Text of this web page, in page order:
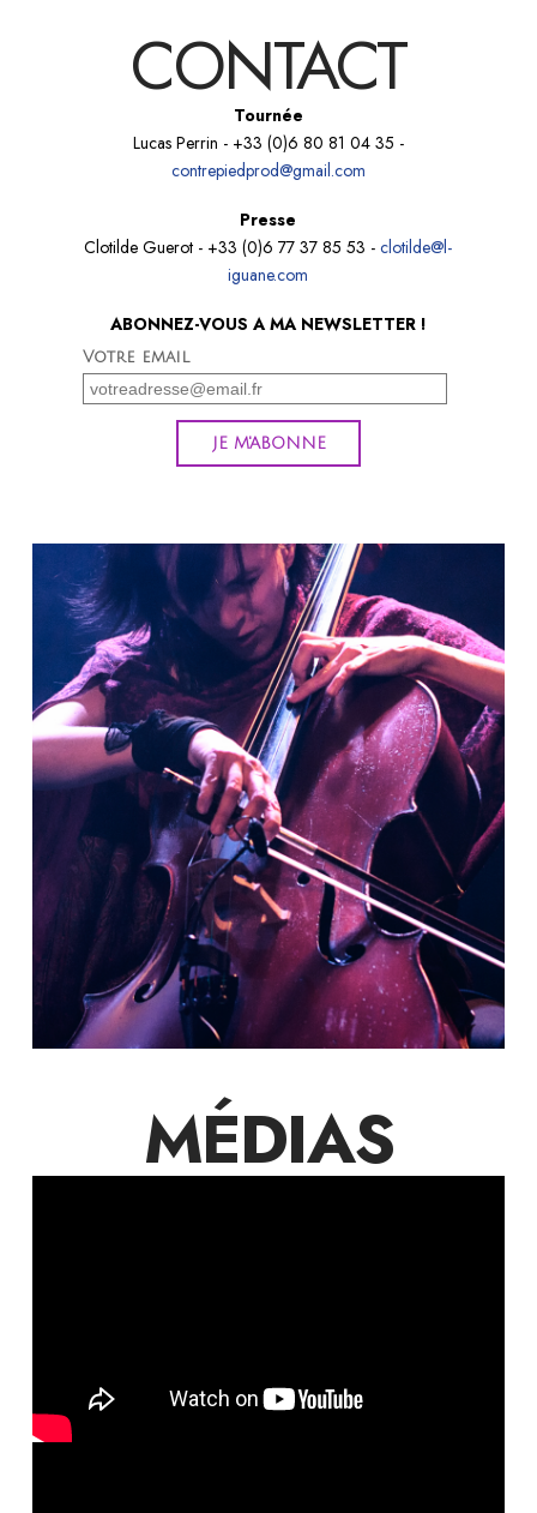
CONTACT
Tournée
Lucas Perrin - +33 (0)6 80 81 04 35 -
contrepiedprod@gmail.com
Presse
Clotilde Guerot - +33 (0)6 77 37 85 53 -clotilde@l-
iguane.com
ABONNEZ-VOUS A MA NEWSLETTER !
MÉDIAS